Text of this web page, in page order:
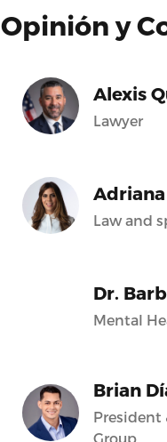
Opinión y
Alexis
Lawyer
Law and
Dr.
Mental
Brian
President
Group